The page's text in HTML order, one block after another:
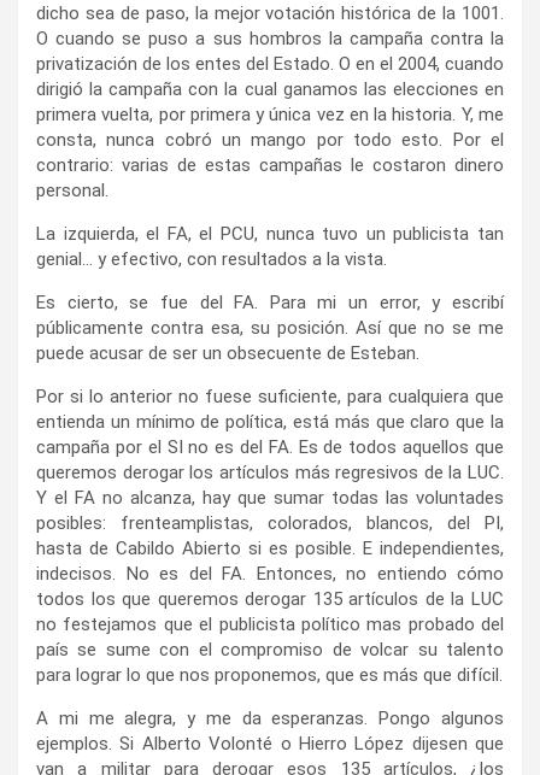
dicho sea de paso, la mejor votación histórica de la 1001.
O cuando se puso a sus hombros la campaña contra la
privatización de los entes del Estado. O en el 2004, cuando
dirigió la campaña con la cual ganamos las elecciones en
primera vuelta, por primera y única vez en la historia. Y, me
consta, nunca cobró un mango por todo esto. Por el
contrario: varias de estas campañas le costaron dinero
personal.
La izquierda, el FA, el PCU, nunca tuvo un publicista tan
genial… y efectivo, con resultados a la vista.
Es cierto, se fue del FA. Para mi un error, y escribí
públicamente contra esa, su posición. Así que no se me
puede acusar de ser un obsecuente de Esteban.
Por si lo anterior no fuese suficiente, para cualquiera que
entienda un mínimo de política, está más que claro que la
campaña por el SI no es del FA. Es de todos aquellos que
queremos derogar los artículos más regresivos de la LUC.
Y el FA no alcanza, hay que sumar todas las voluntades
posibles: frenteamplistas, colorados, blancos, del PI,
hasta de Cabildo Abierto si es posible. E independientes,
indecisos. No es del FA. Entonces, no entiendo cómo
todos los que queremos derogar 135 artículos de la LUC
no festejamos que el publicista político mas probado del
país se sume con el compromiso de volcar su talento
para lograr lo que nos proponemos, que es más que difícil.
A mi me alegra, y me da esperanzas. Pongo algunos
ejemplos. Si Alberto Volonté o Hierro López dijesen que
van a militar para derogar esos 135 artículos, ¿los